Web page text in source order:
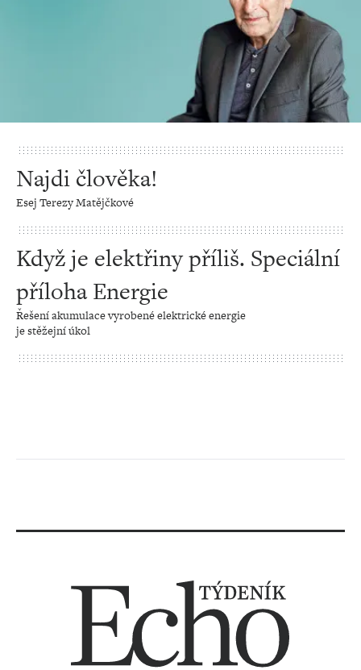
Najdi člověka!
Esej Terezy Matějčkové
Když je elektřiny příliš. Speciální
příloha Energie
Řešení akumulace vyrobené elektrické energie
je stěžejní úkol